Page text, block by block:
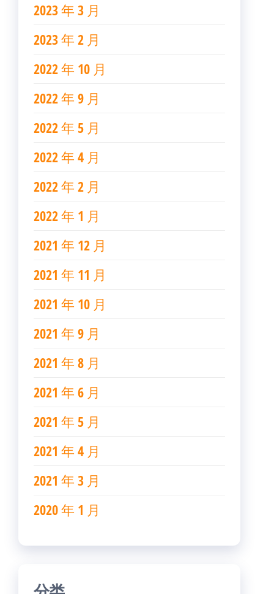
2023 年 3 月
2023 年 2 月
2022 年 10 月
2022 年 9 月
2022 年 5 月
2022 年 4 月
2022 年 2 月
2022 年 1 月
2021 年 12 月
2021 年 11 月
2021 年 10 月
2021 年 9 月
2021 年 8 月
2021 年 6 月
2021 年 5 月
2021 年 4 月
2021 年 3 月
2020 年 1 月